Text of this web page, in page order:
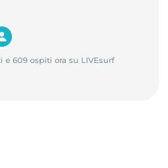
e 609 ospiti ora su LIVEsurf